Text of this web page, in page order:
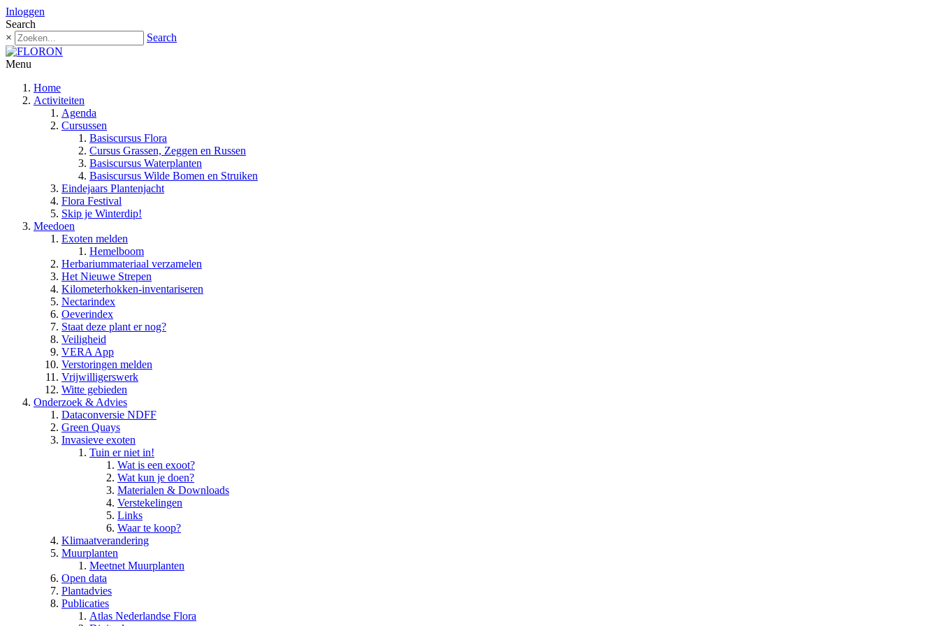
Inloggen
Search
×
Search
Menu
Home
Activiteiten
Agenda
Cursussen
Basiscursus Flora
Cursus Grassen, Zeggen en Russen
Basiscursus Waterplanten
Basiscursus Wilde Bomen en Struiken
Eindejaars Plantenjacht
Flora Festival
Skip je Winterdip!
Meedoen
Exoten melden
Hemelboom
Herbariummateriaal verzamelen
Het Nieuwe Strepen
Kilometerhokken-inventariseren
Nectarindex
Oeverindex
Staat deze plant er nog?
Veiligheid
VERA App
Verstoringen melden
Vrijwilligerswerk
Witte gebieden
Onderzoek & Advies
Dataconversie NDFF
Green Quays
Invasieve exoten
Tuin er niet in!
Wat is een exoot?
Wat kun je doen?
Materialen & Downloads
Verstekelingen
Links
Waar te koop?
Klimaatverandering
Muurplanten
Meetnet Muurplanten
Open data
Plantadvies
Publicaties
Atlas Nederlandse Flora